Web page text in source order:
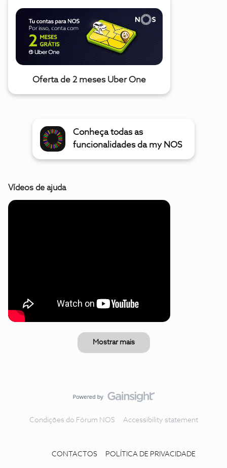
Oferta de 2 meses Uber One
Conheça todas as
funcionalidades da my NOS
Vídeos de ajuda
Mostrar mais
Condições do Fórum NOS Accessibility statement
CONTACTOS POLÍTICA DE PRIVACIDADE